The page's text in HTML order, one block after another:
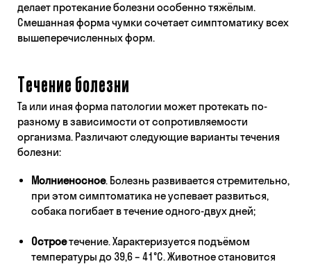
делает протекание болезни особенно тяжёлым.
Смешанная форма чумки сочетает симптоматику всех
вышеперечисленных форм.
Течение болезни
Та или иная форма патологии может протекать по-
разному в зависимости от сопротивляемости
организма. Различают следующие варианты течения
болезни:
Молниеносное. Болезнь развивается стремительно,
при этом симптоматика не успевает развиться,
собака погибает в течение одного-двух дней;
Остроетечение. Характеризуется подъёмом
температуры до 39,6 – 41°С. Животное становится